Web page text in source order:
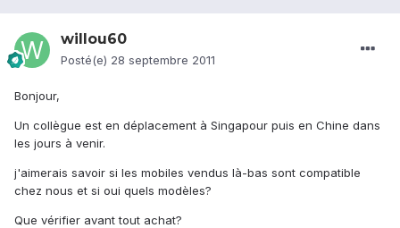
willou60
Posté(e) 28 septembre 2011
Bonjour,
Un collègue est en déplacement à Singapour puis en Chine dans
les jours à venir.
j'aimerais savoir si les mobiles vendus là-bas sont compatible
chez nous et si oui quels modèles?
Que vérifier avant tout achat?